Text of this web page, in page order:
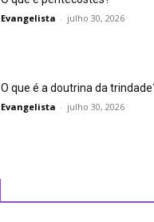
Evangelista - julho 30, 2026
O que é a doutrina da
Evangelista - julho 30, 2026